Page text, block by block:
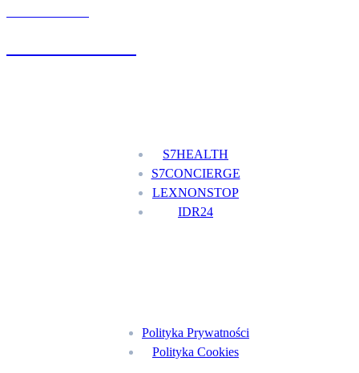
S7HEALTH
S7CONCIERGE
LEXNONSTOP
IDR24
Polityka Prywatności
Polityka Cookies